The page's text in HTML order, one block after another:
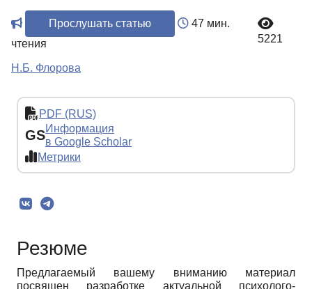
Прослушать статью
47 мин.
чтения
5221
Н.Б. Флорова
PDF (RUS)
GSИнформация
в Google Scholar
Метрики
Резюме
Предлагаемый вашему вниманию материал
посвящен разработке актуальной психолого-